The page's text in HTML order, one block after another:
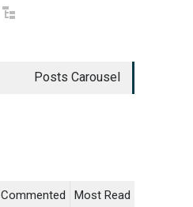
Posts Carousel
Most Read
Commented